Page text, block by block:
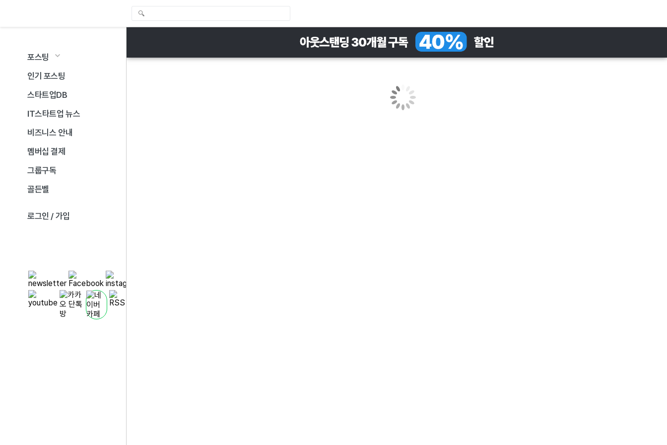
포스팅
인기 포스팅
스타트업DB
IT스타트업 뉴스
비즈니스 안내
멤버십 결제
그룹구독
골든벨
로그인 / 가입